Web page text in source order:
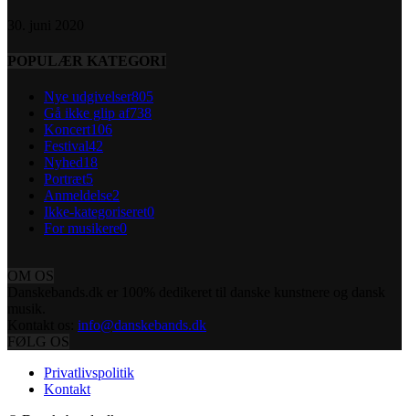
POPULÆR KATEGORI
Nye udgivelser805
Gå ikke glip af738
Koncert106
Festival42
Nyhed18
Portræt5
Anmeldelse2
Ikke-kategoriseret0
For musikere0
OM OS
info@danskebands.dk
FØLG OS
Privatlivspolitik
Kontakt